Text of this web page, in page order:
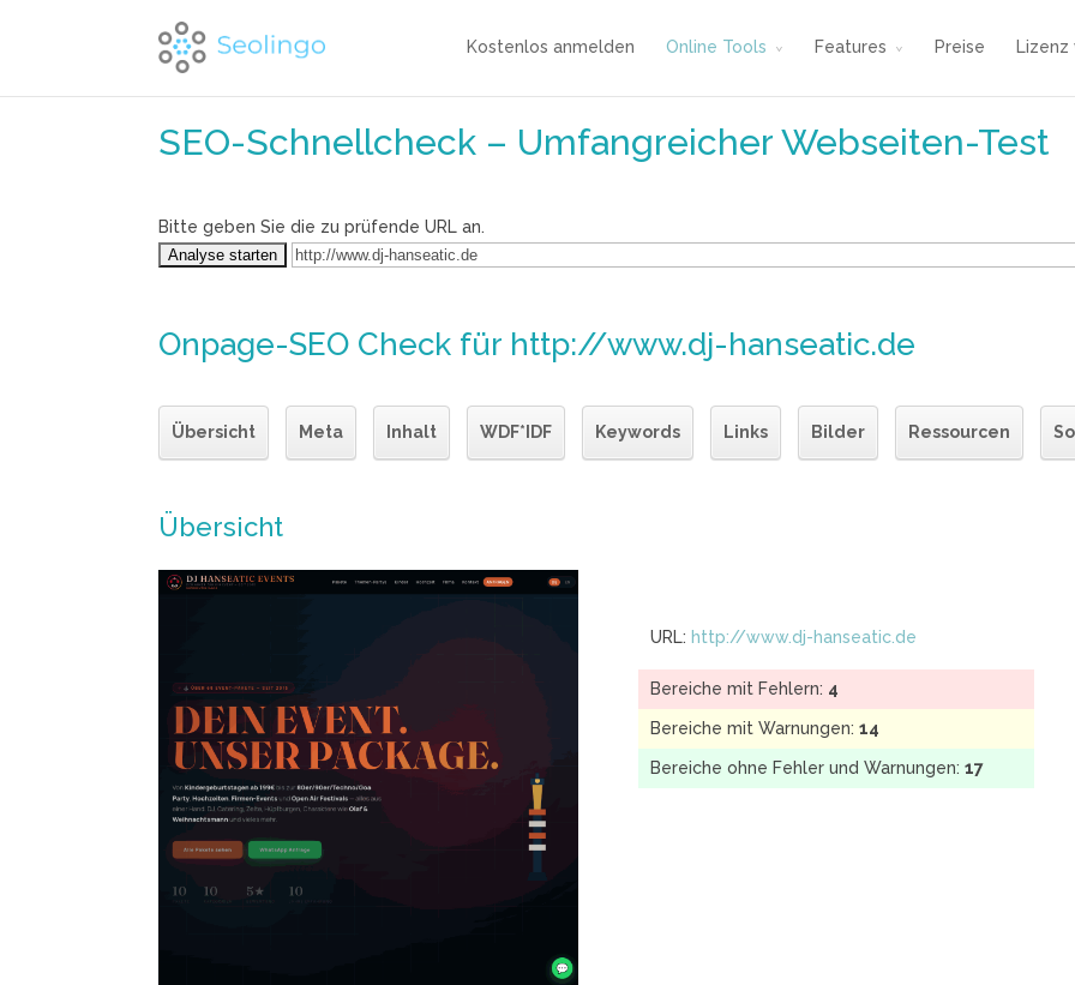
Kostenlos anmelden Online Tools Features Preise Lizenz
SEO-Schnellcheck – Umfangreicher Webseiten-Test
Bitte geben Sie die zu prüfende URL an.
Onpage-SEO Check für http://www.dj-hanseatic.de
Übersicht Meta Inhalt WDF*IDF Keywords Links Bilder Ressourcen
Übersicht
URL: http://www.dj-hanseatic.de
Bereiche mit Fehlern: 4
Bereiche mit Warnungen: 14
Bereiche ohne Fehler und Warnungen: 17